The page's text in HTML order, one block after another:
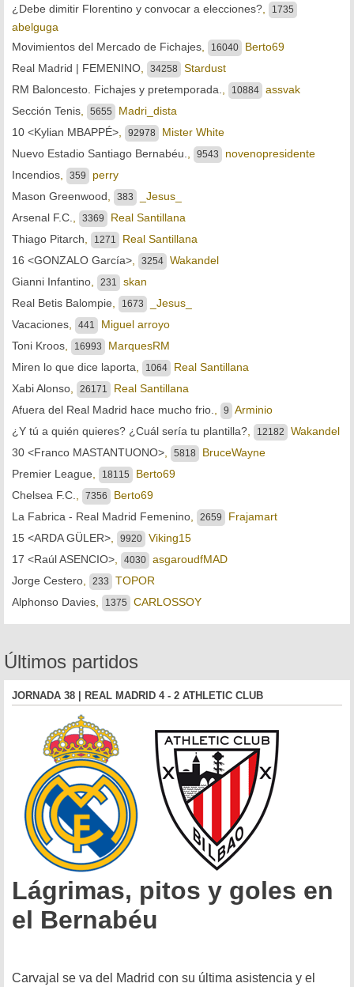
¿Debe dimitir Florentino y convocar a elecciones?
1735
abelguga
Movimientos del Mercado de Fichajes
16040
Berto69
Real Madrid | FEMENINO
34258
Stardust
RM Baloncesto. Fichajes y pretemporada.
10884
assvak
Sección Tenis
5655
Madri_dista
10 <Kylian MBAPPÉ>
92978
Mister White
Nuevo Estadio Santiago Bernabéu.
9543
novenopresidente
Incendios
359
perry
Mason Greenwood
383
_Jesus_
Arsenal F.C.
3369
Real Santillana
Thiago Pitarch
1271
Real Santillana
16 <GONZALO García>
3254
Wakandel
Gianni Infantino
231
skan
Real Betis Balompie
1673
_Jesus_
Vacaciones
441
Miguel arroyo
Toni Kroos
16993
MarquesRM
Miren lo que dice laporta
1064
Real Santillana
Xabi Alonso
26171
Real Santillana
Afuera del Real Madrid hace mucho frio.
9
Arminio
¿Y tú a quién quieres? ¿Cuál sería tu plantilla?
12182
Wakandel
30 <Franco MASTANTUONO>
5818
BruceWayne
Premier League
18115
Berto69
Chelsea F.C.
7356
Berto69
La Fabrica - Real Madrid Femenino
2659
Frajamart
15 <ARDA GÜLER>
9920
Viking15
17 <Raúl ASENCIO>
4030
asgaroudfMAD
Jorge Cestero
233
TOPOR
Alphonso Davies
1375 CARLOSSOY
Últimos partidos
JORNADA 38 | REAL MADRID 4 - 2 ATHLETIC CLUB
Lágrimas, pitos y goles en
el Bernabéu
Carvajal se va del Madrid con su última asistencia y el